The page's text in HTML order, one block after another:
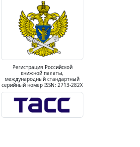
Регистрация Российской
книжной палаты,
международный стандартный
серийный номер ISSN: 2713-282X